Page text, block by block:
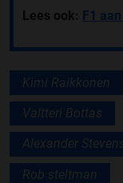
Lees ook: F1
Kimi Raikkonen
Valtteri Bottas
Alexander
Rob steltman